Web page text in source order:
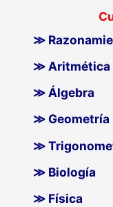
≫
≫ Aritmética
≫ Álgebra
≫ Geometría
≫
≫ Biología
≫ Física